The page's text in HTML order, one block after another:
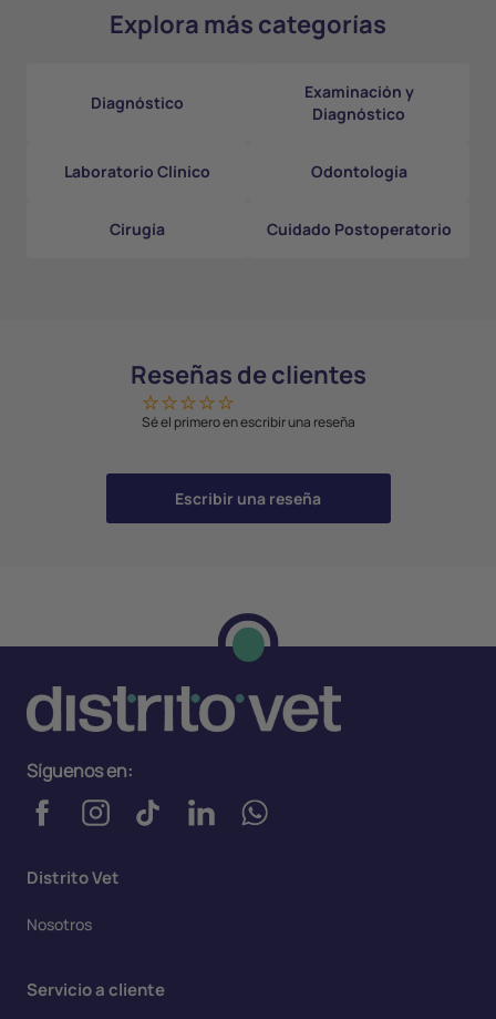
Explora más categorías
Diagnóstico
Examinación y
Diagnóstico
Laboratorio Clínico Odontología
Cirugía Cuidado Postoperatorio
Reseñas de clientes
Sé el primero en escribir una reseña
Escribir una reseña
Distrito Vet
Nosotros
Servicio a cliente
Síguenos en: